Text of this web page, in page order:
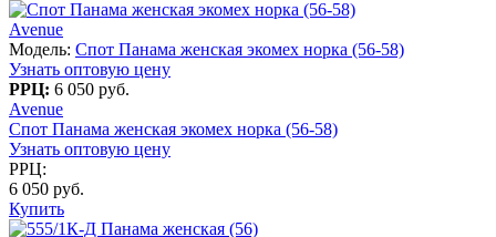
Avenue
Модель: Спот Панама женская экомех норка (56-58)
Узнать оптовую цену
РРЦ: 6 050 руб.
Avenue
Спот Панама женская экомех норка (56-58)
Узнать оптовую цену
РРЦ:
6 050 руб.
Купить